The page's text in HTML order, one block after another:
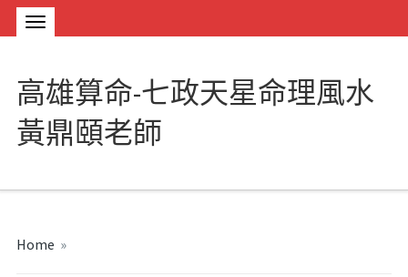
高雄算命-七政天星命理風水
黃鼎頤老師
Home »